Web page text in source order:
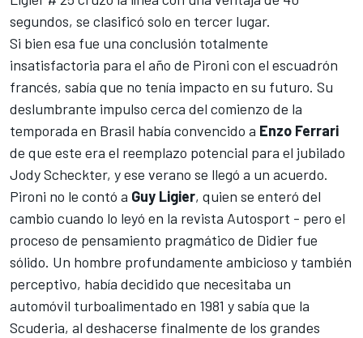
segundos, se clasificó solo en tercer lugar.
Si bien esa fue una conclusión totalmente
insatisfactoria para el año de Pironi con el escuadrón
francés, sabía que no tenía impacto en su futuro. Su
deslumbrante impulso cerca del comienzo de la
temporada en Brasil había convencido a Enzo Ferrari
de que este era el reemplazo potencial para el jubilado
Jody Scheckter, y ese verano se llegó a un acuerdo.
Pironi no le contó a Guy Ligier, quien se enteró del
cambio cuando lo leyó en la revista Autosport - pero el
proceso de pensamiento pragmático de Didier fue
sólido. Un hombre profundamente ambicioso y también
perceptivo, había decidido que necesitaba un
automóvil turboalimentado en 1981 y sabía que la
Scuderia, al deshacerse finalmente de los grandes